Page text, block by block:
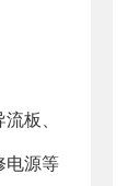
板、
电源等